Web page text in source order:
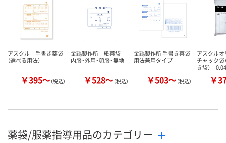
アスクル 手書き薬袋
（選べる用法）
￥395～（税込）
金鵄製作所 紙薬袋
内服・外用・頓服・無地
￥528～（税込）
金鵄製作所 手書き薬袋
用法兼用タイプ
￥503～（税込）
アスクル
チャック袋
き袋）
￥
薬袋/服薬指導用品のカテゴリー